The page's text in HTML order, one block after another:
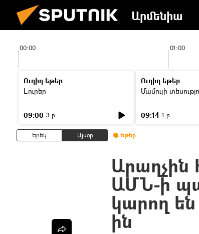
Արմենիա
00:00 01:00
Ուղիղ եթեր
Լուրեր
09:00 3 ր
Ուղիղ եթեր
Մամուլի
09:14 1 ր
Երեկ Այսօր Եթեր
Արաղչին
ԱՄՆ-ի
կարող են
ին